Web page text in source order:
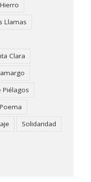
Llamas
Clara
Piélagos
Poema
Solidaridad